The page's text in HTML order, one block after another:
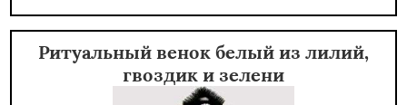
Ритуальный венок белый из лилий,
гвоздик и зелени